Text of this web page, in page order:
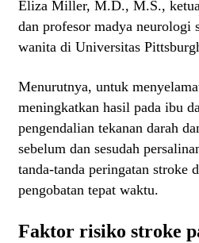
Eliza Miller, M.D., M.S.,
dan profesor madya neurologi
wanita di Universitas
Menurutnya, untuk
meningkatkan hasil pada ibu
pengendalian tekanan darah
sebelum dan sesudah
tanda-tanda peringatan stroke
pengobatan tepat waktu.
Faktor risiko stroke